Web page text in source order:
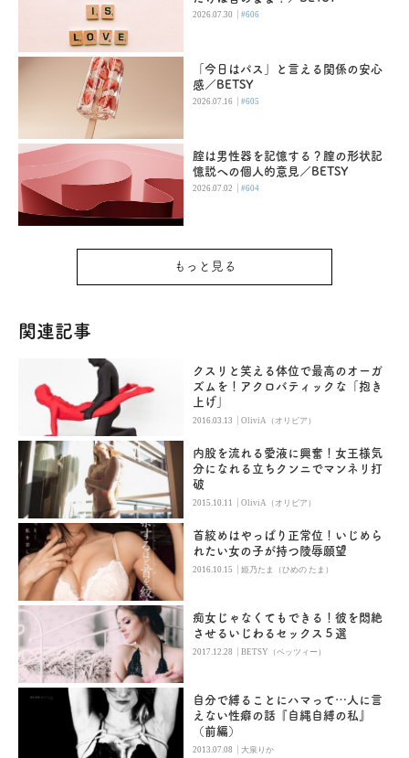
2026.07.30 |#606
「今日はパス」と言える関係の安心
感／BETSY
2026.07.16 |#605
腟は男性器を記憶する？膣の形状記
憶説への個人的意見／BETSY
2026.07.02 |#604
もっと見る
関連記事
クスリと笑える体位で最高のオーガ
ズムを！アクロバティックな「抱き
上げ」
2016.03.13 |OliviA（オリビア）
内股を流れる愛液に興奮！女王様気
分になれる立ちクンニでマンネリ打
破
2015.10.11 |OliviA（オリビア）
首絞めはやっぱり正常位！いじめら
れたい女の子が持つ陵辱願望
2016.10.15 |姫乃たま（ひめの たま）
痴女じゃなくてもできる！彼を悶絶
させるいじわるセックス５選
2017.12.28 |BETSY（ベッツィー）
自分で縛ることにハマって…人に言
えない性癖の話『自縄自縛の私』
（前編）
2013.07.08 |大泉りか